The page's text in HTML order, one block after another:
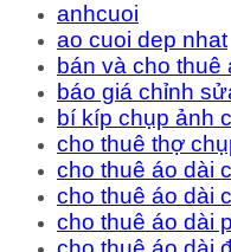
anhcuoi
ao cuoi dep nhat
bán và cho
báo giá chỉnh
bí kíp chụp ảnh
cho thuê thợ
cho thuê áo dài
cho thuê áo dài
cho thuê áo dài